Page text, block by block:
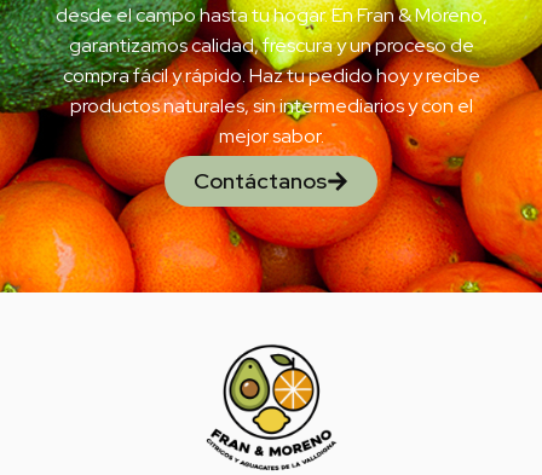
desde el campo hasta tu hogar. En Fran & Moreno,
garantizamos calidad, frescura y un proceso de
compra fácil y rápido. Haz tu pedido hoy y recibe
productos naturales, sin intermediarios y con el
mejor sabor.
Contáctanos